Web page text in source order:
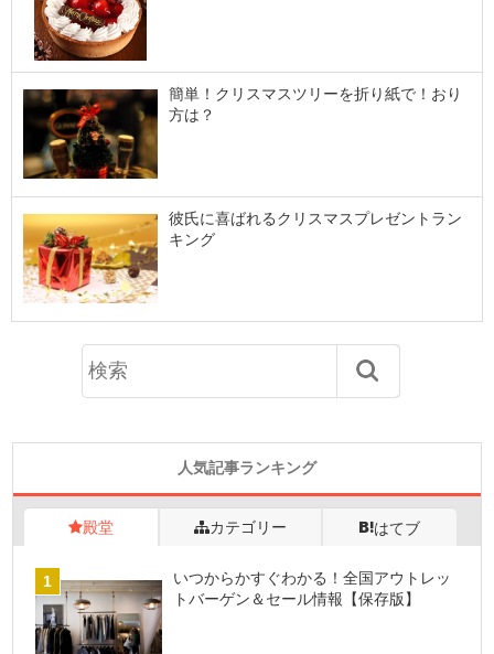
簡単！クリスマスツリーを折り紙で！おり
方は？
彼氏に喜ばれるクリスマスプレゼントラン
キング
人気記事ランキング
殿堂 カテゴリー はてブ
いつからかすぐわかる！全国アウトレッ
トバーゲン＆セール情報【保存版】